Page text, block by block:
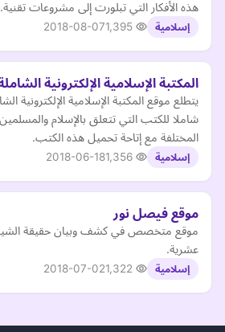
هذه الأفكار التي تبلورت إلى مشروعات تقنية.
إسلامية 2018-08-07
المكتبة الإسلامية الإلكترونية
يتطلع موقع المكتبة الإسلامية الإلكترونية
شاملا للكتب التي تتعلق بالإسلام والمسلمين
المختلفة مع إتاحة تحميل هذه الكتب.
إسلامية 2018-06-18
موقع فيصل نور
موقع متخصص في كشف وبيان حقيقة الشيعة
عشرية.
إسلامية 2018-07-02